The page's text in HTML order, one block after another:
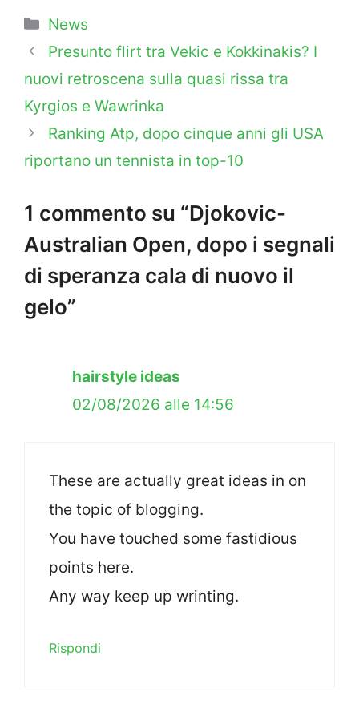
Categorie
News
Presunto flirt tra Vekic e Kokkinakis? I
nuovi retroscena sulla quasi rissa tra
Kyrgios e Wawrinka
Ranking Atp, dopo cinque anni gli USA
riportano un tennista in top-10
1 commento su “Djokovic-
Australian Open, dopo i segnali
di speranza cala di nuovo il
gelo”
hairstyle ideas
02/08/2026 alle 14:56
These are actually great ideas in on
the topic of blogging.
You have touched some fastidious
points here.
Any way keep up wrinting.
Rispondi